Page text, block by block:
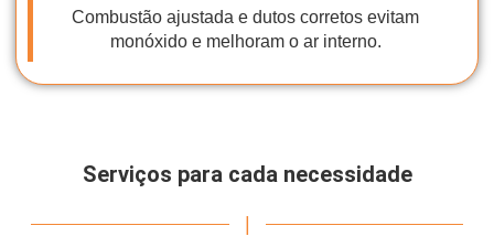
Combustão ajustada e dutos corretos evitam
monóxido e melhoram o ar interno.
Serviços para cada necessidade